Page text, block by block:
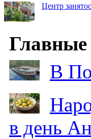
Центр
Главные
В
в день